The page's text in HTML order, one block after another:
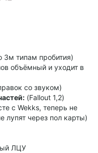
3м типам пробития)
объёмный и уходит в
со звуком)
(Fallout 1,2)
с Wekks, теперь не
лупят через пол карты)
ЛЦУ